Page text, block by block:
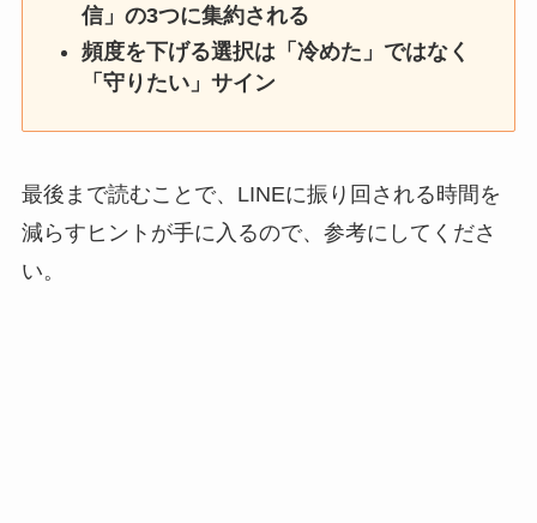
信」の3つに集約される
頻度を下げる選択は「冷めた」ではなく
「守りたい」サイン
最後まで読むことで、LINEに振り回される時間を
減らすヒントが手に入るので、参考にしてくださ
い。